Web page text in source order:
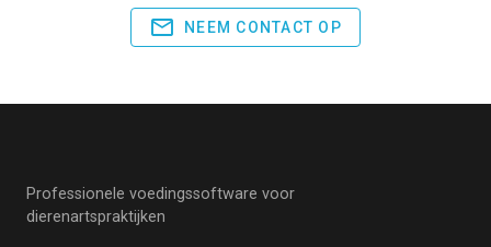
NEEM CONTACT OP
Professionele voedingssoftware voor
dierenartspraktijken